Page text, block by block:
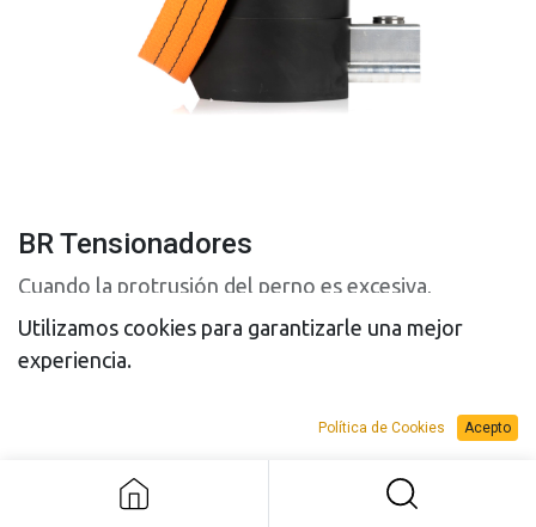
BR Tensionadores
Cuando la protrusión del perno es excesiva,
nuestros tensionadores BR son la mejor solución
Utilizamos cookies para garantizarle una mejor
experiencia.
Política de Cookies Acepto